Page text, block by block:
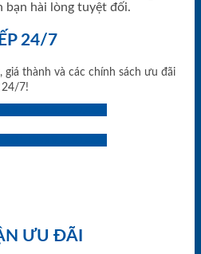
bạn hài lòng tuyệt đối.
24/7
thành và các chính sách ưu đãi
24/7!
ƯU ĐÃI